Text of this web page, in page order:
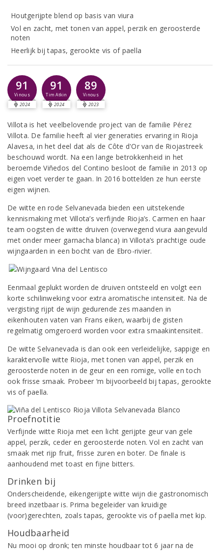
Houtgerijpte blend op basis van viura
Vol en zacht, met tonen van appel, perzik en geroosterde
noten
Heerlijk bij tapas, gerookte vis of paella
91
Vinous
2024
91
Tim Atkin
2024
89
Vinous
2023
Villota is het veelbelovende project van de familie Pérez
Villota. De familie heeft al vier generaties ervaring in Rioja
Alavesa, in het deel dat als de Côte d'Or van de Riojastreek
beschouwd wordt. Na een lange betrokkenheid in het
beroemde Viñedos del Contino besloot de familie in 2013 op
eigen voet verder te gaan. In 2016 bottelden ze hun eerste
eigen wijnen.
De witte en rode Selvanevada bieden een uitstekende
kennismaking met Villota’s verfijnde Rioja’s. Carmen en haar
team oogsten de witte druiven (overwegend viura aangevuld
met onder meer garnacha blanca) in Villota’s prachtige oude
wijngaarden in een bocht van de Ebro-rivier.
Eenmaal geplukt worden de druiven ontsteeld en volgt een
korte schilinweking voor extra aromatische intensiteit. Na de
vergisting rijpt de wijn gedurende zes maanden in
eikenhouten vaten van Frans eiken, waarbij de gisten
regelmatig omgeroerd worden voor extra smaakintensiteit.
De witte Selvanevada is dan ook een verleidelijke, sappige en
karaktervolle witte Rioja, met tonen van appel, perzik en
geroosterde noten in de geur en een romige, volle en toch
ook frisse smaak. Probeer ‘m bijvoorbeeld bij tapas, gerookte
vis of paella.
Proefnotitie
Verfijnde witte Rioja met een licht gerijpte geur van gele
appel, perzik, ceder en geroosterde noten. Vol en zacht van
smaak met rijp fruit, frisse zuren en boter. De finale is
aanhoudend met toast en fijne bitters.
Drinken bij
Onderscheidende, eikengerijpte witte wijn die gastronomisch
breed inzetbaar is. Prima begeleider van kruidige
(voor)gerechten, zoals tapas, gerookte vis of paella met kip.
Houdbaarheid
Nu mooi op dronk; ten minste houdbaar tot 6 jaar na de